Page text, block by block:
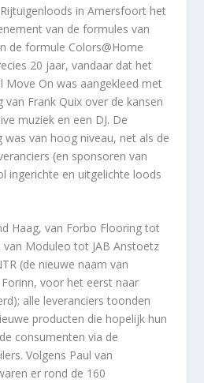
in Amersfoort het
van de formules van
de formule Colors@Home
20 jaar, vandaar dat het
Move On was aangekleed met
Frank Quix over de kansen
muziek en een DJ. De
was van hoog niveau, net als de
(en sponsoren van
ingerichte en uitgelichte loods
Haag, van Forbo Flooring tot
Moduleo tot JAB Anstoetz
(de nieuwe naam van
voor het eerst naar
alle leveranciers toonden
producten die hopelijk hun
consumenten via de
Volgens Paul van
er rond de 160